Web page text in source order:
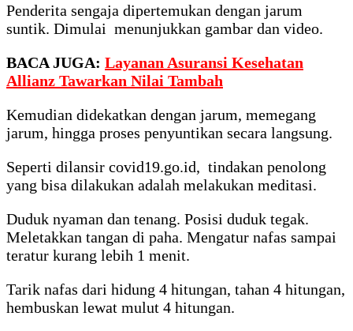
Penderita sengaja dipertemukan dengan jarum
suntik. Dimulai menunjukkan gambar dan video.
BACA JUGA: Layanan Asuransi Kesehatan
Allianz Tawarkan Nilai Tambah
Kemudian didekatkan dengan jarum, memegang
jarum, hingga proses penyuntikan secara langsung.
Seperti dilansir covid19.go.id, tindakan penolong
yang bisa dilakukan adalah melakukan meditasi.
Duduk nyaman dan tenang. Posisi duduk tegak.
Meletakkan tangan di paha. Mengatur nafas sampai
teratur kurang lebih 1 menit.
Tarik nafas dari hidung 4 hitungan, tahan 4 hitungan,
hembuskan lewat mulut 4 hitungan.